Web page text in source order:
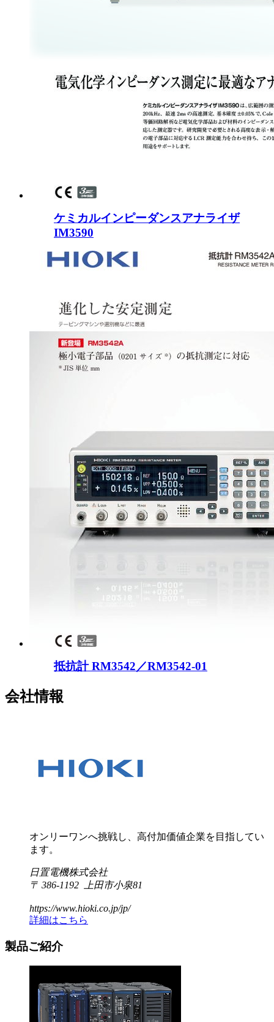
ケミカルインピーダンスアナライザ
IM3590
抵抗計 RM3542／RM3542-01
会社情報
オンリーワンへ挑戦し、高付加価値企業を目指してい
ます。
日置電機株式会社
〒 386-1192 上田市小泉81
https://www.hioki.co.jp/jp/
詳細はこちら
製品ご紹介